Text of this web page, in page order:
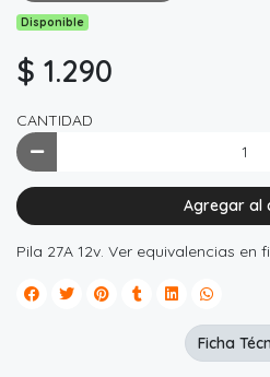
Disponible
$ 1.290
CANTIDAD
Agregar al
Pila 27A 12v. Ver equivalencias en
Ficha